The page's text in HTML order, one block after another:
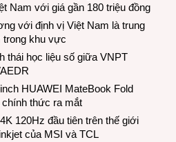
Nam với giá gần 180 triệu đồng
với định vị Việt Nam là trung
trong khu vực
thái học liệu số giữa VNPT
HUAWEI MateBook Fold
chính thức ra mắt
120Hz đầu tiên trên thế giới
của MSI và TCL